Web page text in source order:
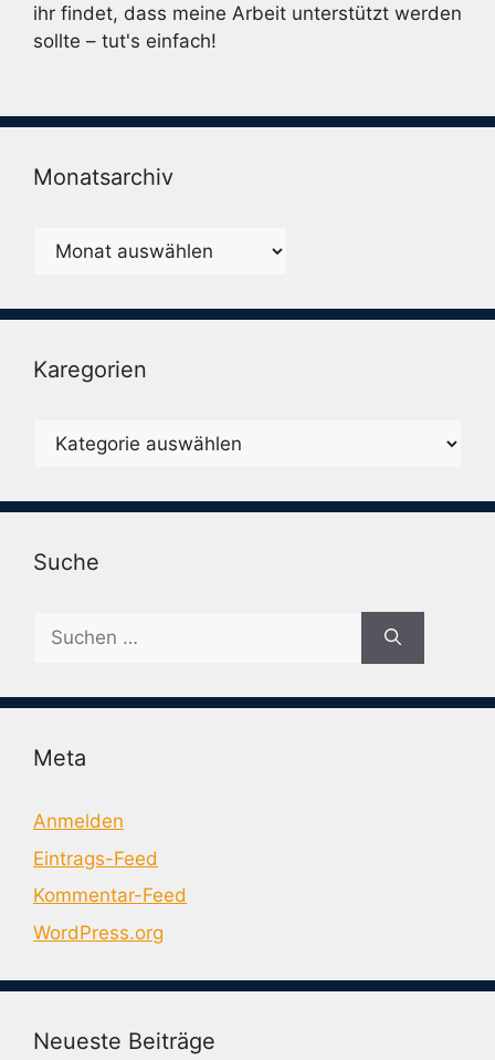
ihr findet, dass meine Arbeit unterstützt werden
sollte – tut's einfach!
Monatsarchiv
Monatsarchiv
Karegorien
Karegorien
Suche
Suche
nach:
Meta
Anmelden
Eintrags-Feed
Kommentar-Feed
WordPress.org
Neueste Beiträge